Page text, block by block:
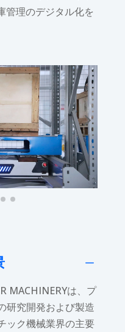
管理のデジタル化を
K
MACHINERYは、プ
研究開発および製造
ック機械業界の主要